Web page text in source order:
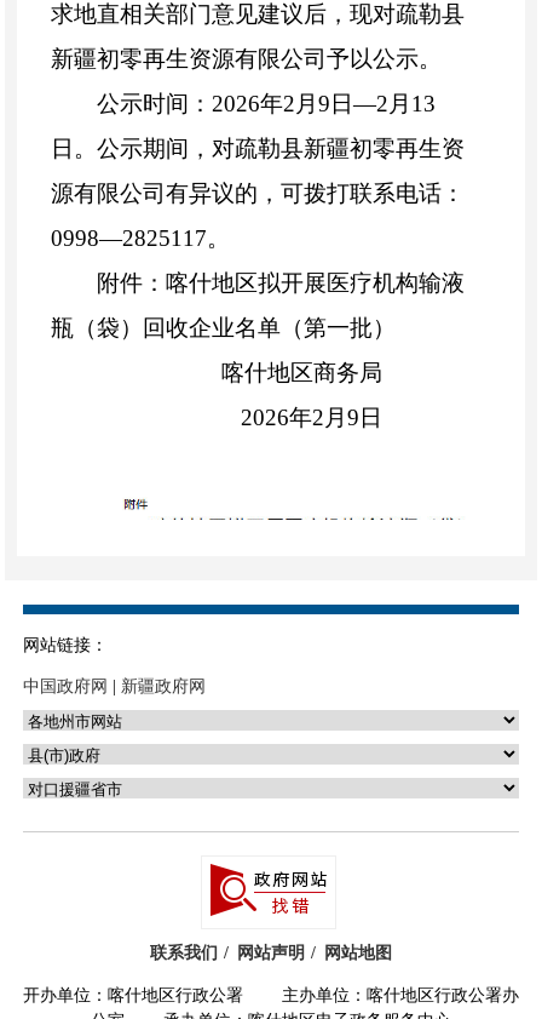
求地直相关部门意见建议后 ，现对疏勒县
新疆初零再生资源有限公司予以公示。
公示时间： 2026年2 月 9日—2月13
日。公示期间，对疏勒县新疆初零再生资
源有限公司有异议的，可拨打联系电话：
0998—2825117。
附件： 喀什地区拟开展 医疗机构输液
瓶（袋）回收企业名单（第一批）
喀什地区商务局
2026年2月9日
网站链接：
中国政府网 新疆政府网
联系我们 网站声明 网站地图
开办单位：喀什地区行政公署 主办单位：喀什地区行政公署办